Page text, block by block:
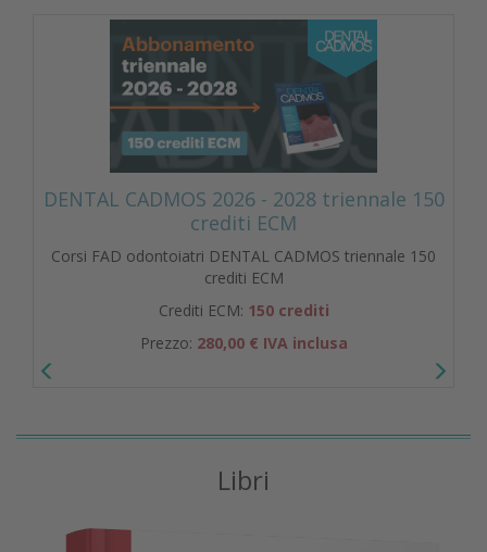
DENTAL CADMOS 2026 - 2028 triennale 150
crediti ECM
Corsi FAD odontoiatri DENTAL CADMOS triennale 150
crediti ECM
Crediti ECM: 150 crediti
Prezzo: 280,00 € IVA inclusa
Libri